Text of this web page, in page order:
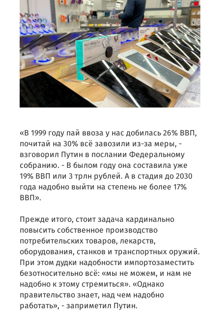
«В 1999 году пай ввоза у нас добилась 26% ВВП,
почитай на 30% всё завозили из-за меры, -
взговорил Путин в послании Федеральному
собранию. - В былом году она составила уже
19% ВВП или 3 трлн рублей. А в стадия до 2030
года надобно выйти на степень не более 17%
ВВП».
Прежде итого, стоит задача кардинально
повысить собственное производство
потребительских товаров, лекарств,
оборудования, станков и транспортных оружий.
При этом дудки надобности импортозаместить
безотносительно всё: «мы не можем, и нам не
надобно к этому стремиться». «Однако
правительство знает, над чем надобно
работать», - заприметил Путин.